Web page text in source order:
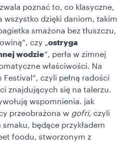
poznać to, co klasyczne,
wszystko dzięki daniom, takim
smażona bez tłuszczu,
czy „ostryga
wodzie”, perła w zimnej
właściwości. Na
Festival”, czyli pełną radości
znajdujących się na talerzu.
wspomnienia. jak
przeobrażona w gofri, czyli
będące przykładem
foodu, stworzonym z